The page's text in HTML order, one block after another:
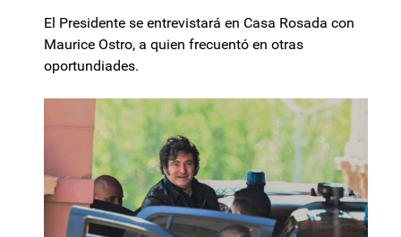
El Presidente se entrevistará en Casa Rosada con
Maurice Ostro, a quien frecuentó en otras
oportundiades.